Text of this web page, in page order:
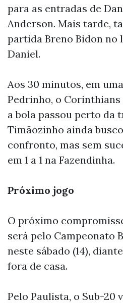
para as entradas de
Anderson. Mais tarde,
partida Breno Bidon no
Daniel.
Aos 30 minutos, em
Pedrinho, o Corinthians
a bola passou perto da
Timãozinho ainda
confronto, mas sem
em 1 a 1 na Fazendinha.
Próximo jogo
O próximo
será pelo Campeonato
neste sábado (14),
fora de casa.
Pelo Paulista, o Sub-20